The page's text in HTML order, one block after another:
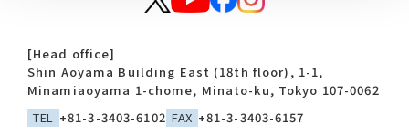
[Head office]
Shin Aoyama Building East (18th floor), 1-1,
Minamiaoyama 1-chome, Minato-ku, Tokyo 107-0062
TEL +81-3-3403-6102 FAX +81-3-3403-6157